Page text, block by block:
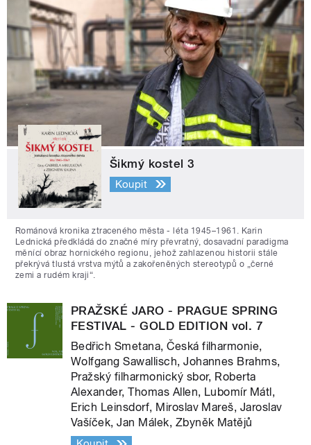
Šikmý kostel 3
Koupit
Románová kronika ztraceného města - léta 1945–1961. Karin
Lednická předkládá do značné míry převratný, dosavadní paradigma
měnící obraz hornického regionu, jehož zahlazenou historii stále
překrývá tlustá vrstva mýtů a zakořeněných stereotypů o „černé
zemi a rudém kraji“.
PRAŽSKÉ JARO - PRAGUE SPRING
FESTIVAL - GOLD EDITION vol. 7
Bedřich Smetana, Česká filharmonie,
Wolfgang Sawallisch, Johannes Brahms,
Pražský filharmonický sbor, Roberta
Alexander, Thomas Allen, Lubomír Mátl,
Erich Leinsdorf, Miroslav Mareš, Jaroslav
Vašíček, Jan Málek, Zbyněk Matějů